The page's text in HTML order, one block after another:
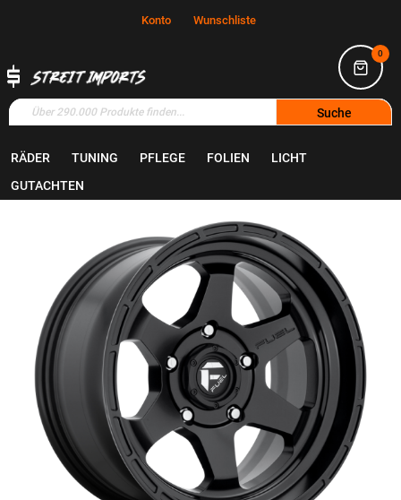
Konto Wunschliste
0
Suche
RÄDER TUNING PFLEGE FOLIEN
LICHT
GUTACHTEN
Zum
Ende